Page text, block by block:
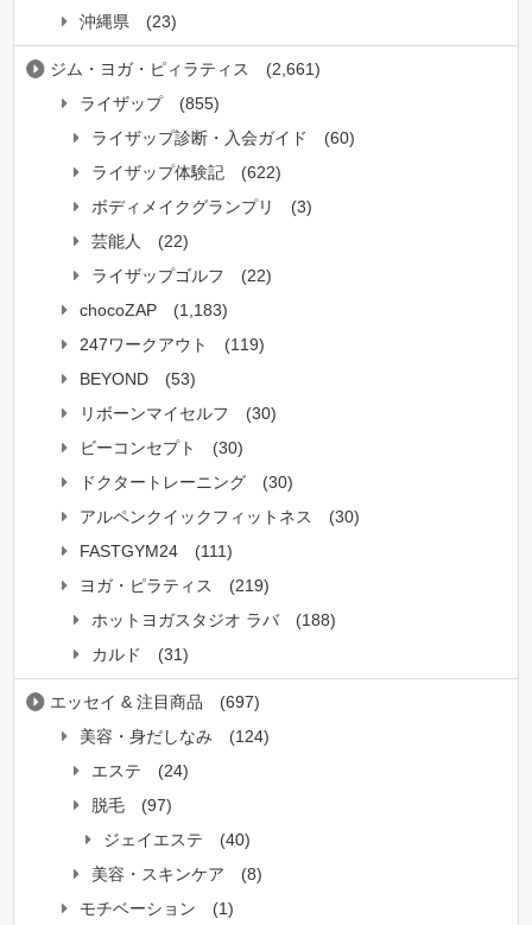
沖縄県
(23)
ジム・ヨガ・ピィラティス
(2,661)
ライザップ
(855)
ライザップ診断・入会ガイド
(60)
ライザップ体験記
(622)
ボディメイクグランプリ
(3)
芸能人
(22)
ライザップゴルフ
(22)
chocoZAP
(1,183)
247ワークアウト
(119)
BEYOND
(53)
リボーンマイセルフ
(30)
ビーコンセプト
(30)
ドクタートレーニング
(30)
アルペンクイックフィットネス
(30)
FASTGYM24
(111)
ヨガ・ピラティス
(219)
ホットヨガスタジオ ラバ
(188)
カルド
(31)
エッセイ & 注目商品
(697)
美容・身だしなみ
(124)
エステ
(24)
脱毛
(97)
ジェイエステ
(40)
美容・スキンケア
(8)
モチベーション
(1)